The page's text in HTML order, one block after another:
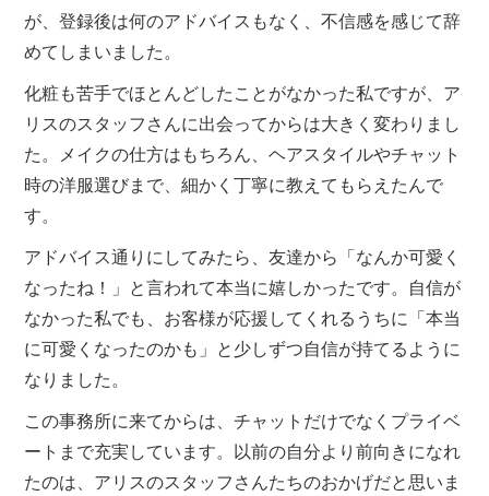
が、登録後は何のアドバイスもなく、不信感を感じて辞
めてしまいました。
化粧も苦手でほとんどしたことがなかった私ですが、ア
リスのスタッフさんに出会ってからは大きく変わりまし
た。メイクの仕方はもちろん、ヘアスタイルやチャット
時の洋服選びまで、細かく丁寧に教えてもらえたんで
す。
アドバイス通りにしてみたら、友達から「なんか可愛く
なったね！」と言われて本当に嬉しかったです。自信が
なかった私でも、お客様が応援してくれるうちに「本当
に可愛くなったのかも」と少しずつ自信が持てるように
なりました。
この事務所に来てからは、チャットだけでなくプライベ
ートまで充実しています。以前の自分より前向きになれ
たのは、アリスのスタッフさんたちのおかげだと思いま